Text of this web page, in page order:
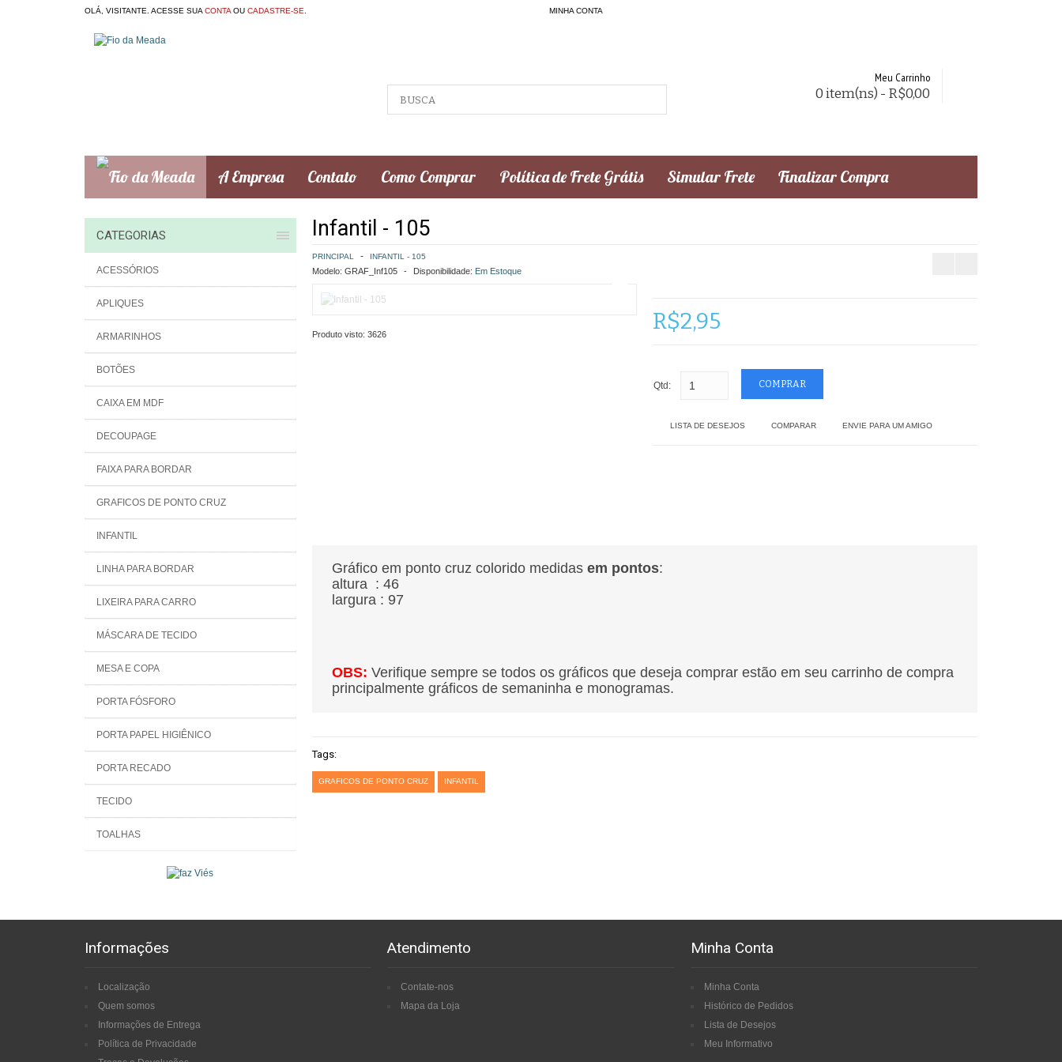
OLÁ, VISITANTE. ACESSE SUA CONTA OU CADASTRE-SE MINHA CONTA
Meu Carrinho
0 item(ns) - R$0,00
A Empresa Contato Como Comprar Política de Frete Grátis Simular Frete Finalizar Compra
CATEGORIAS
ACESSÓRIOS
APLIQUES
ARMARINHOS
BOTÕES
CAIXA EM MDF
DECOUPAGE
FAIXA PARA BORDAR
GRAFICOS DE PONTO CRUZ
INFANTIL
LINHA PARA BORDAR
LIXEIRA PARA CARRO
MÁSCARA DE TECIDO
MESA E COPA
PORTA FÓSFORO
PORTA PAPEL HIGIÊNICO
PORTA RECADO
TECIDO
TOALHAS
Infantil - 105
PRINCIPAL INFANTIL - 105
Modelo: GRAF_Inf105 Disponibilidade: Em Estoque
Produto visto: 3626 R$2,95
Qtd:
LISTA DE DESEJOS COMPARAR ENVIE PARA UM AMIGO
Gráfico em ponto cruz colorido medidas em pontos:
altura : 46
largura : 97
OBS: Verifique sempre se todos os gráficos que deseja comprar estão em seu carrinho de compra
principalmente gráficos de semaninha e monogramas.
Tags:
GRAFICOS DE PONTO CRUZ INFANTIL
Informações
Localização
Quem somos
Informações de Entrega
Política de Privacidade
Atendimento
Contate-nos
Mapa da Loja
Minha Conta
Minha Conta
Histórico de Pedidos
Lista de Desejos
Meu Informativo